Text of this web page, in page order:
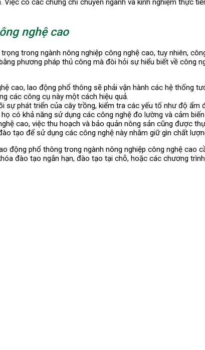
có các chứng chỉ chuyên ngành và kinh nghiệm thực
nghệ cao
trong ngành nông nghiệp công nghệ cao, tuy nhiên,
phương pháp thủ công mà đòi hỏi sự hiểu biết về công
cao, lao động phổ thông sẽ phải vận hành các hệ thống
các công cụ này một cách hiệu quả.
sự phát triển của cây trồng, kiểm tra các yếu tố như độ ẩm
có khả năng sử dụng các công nghệ đo lường và cảm
cao, việc thu hoạch và bảo quản nông sản cũng được
tạo để sử dụng các công nghệ này nhằm giữ gìn chất
động phổ thông trong ngành nông nghiệp công nghệ cao
đào tạo ngắn hạn, đào tạo tại chỗ, hoặc các chương